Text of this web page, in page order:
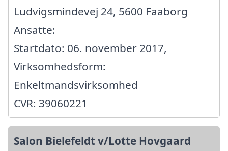
Ludvigsmindevej 24, 5600 Faaborg
Ansatte:
Startdato: 06. november 2017,
Virksomhedsform:
Enkeltmandsvirksomhed
CVR: 39060221
Salon Bielefeldt v/Lotte Hovgaard